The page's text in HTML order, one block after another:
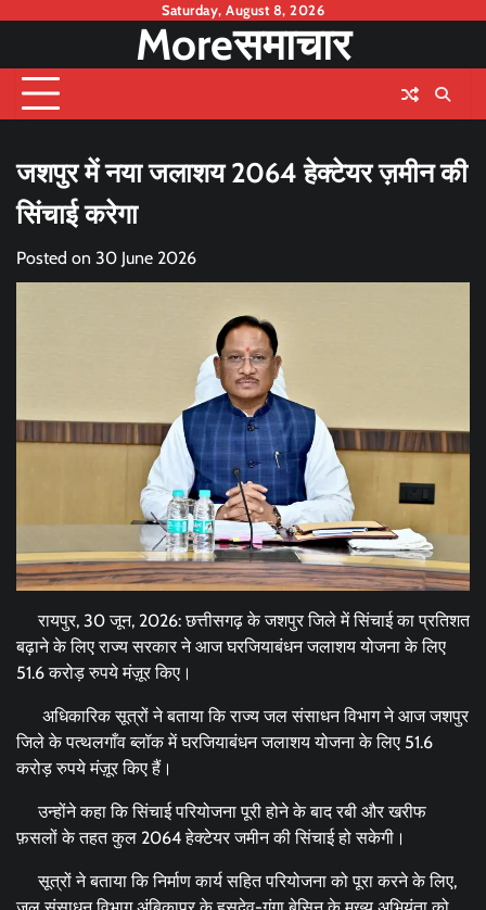
content
Saturday, August 8, 2026
Moreसमाचार
जशपुर में नया जलाशय 2064 हेक्टेयर ज़मीन की
सिंचाई करेगा
Posted on 30 June 2026
रायपुर, 30 जून, 2026: छत्तीसगढ़ के जशपुर जिले में सिंचाई का प्रतिशत
बढ़ाने के लिए राज्य सरकार ने आज घरजियाबंधन जलाशय योजना के लिए
51.6 करोड़ रुपये मंज़ूर किए।
अधिकारिक सूत्रों ने बताया कि राज्य जल संसाधन विभाग ने आज जशपुर
जिले के पत्थलगाँव ब्लॉक में घरजियाबंधन जलाशय योजना के लिए 51.6
करोड़ रुपये मंज़ूर किए हैं।
उन्होंने कहा कि सिंचाई परियोजना पूरी होने के बाद रबी और खरीफ
फ़सलों के तहत कुल 2064 हेक्टेयर जमीन की सिंचाई हो सकेगी।
सूत्रों ने बताया कि निर्माण कार्य सहित परियोजना को पूरा करने के लिए,